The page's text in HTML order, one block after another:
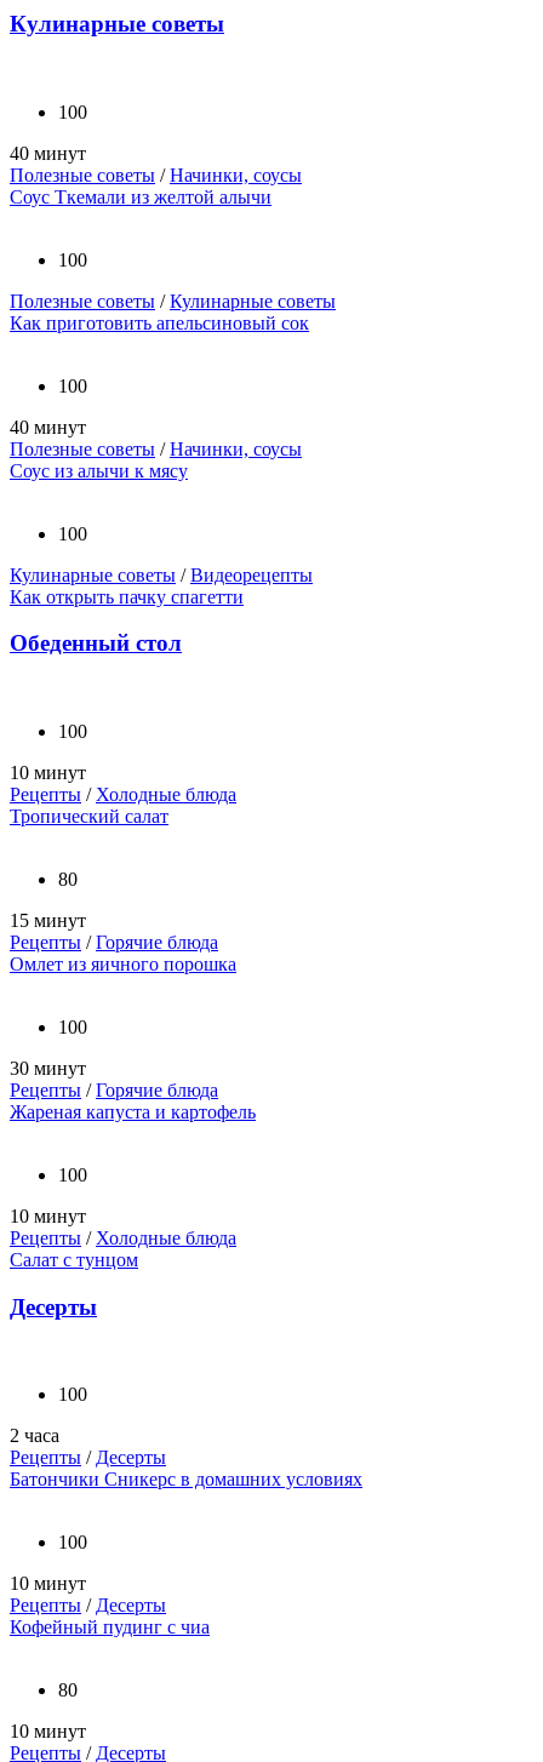
Кулинарные советы
100
40 минут
Полезные советы /Начинки, соусы
Соус Ткемали из желтой алычи
100
Полезные советы /Кулинарные советы
Как приготовить апельсиновый сок
100
40 минут
Полезные советы /Начинки, соусы
Соус из алычи к мясу
100
Кулинарные советы /Видеорецепты
Как открыть пачку спагетти
Обеденный стол
100
10 минут
Рецепты / Холодные блюда
Тропический салат
80
15 минут
Рецепты /Горячие блюда
Омлет из яичного порошка
100
30 минут
Рецепты /Горячие блюда
Жареная капуста и картофель
100
10 минут
Рецепты / Холодные блюда
Салат с тунцом
Десерты
100
2 часа
Рецепты /Десерты
Батончики Сникерс в домашних условиях
100
10 минут
Рецепты /Десерты
Кофейный пудинг с чиа
80
10 минут
Рецепты /Десерты